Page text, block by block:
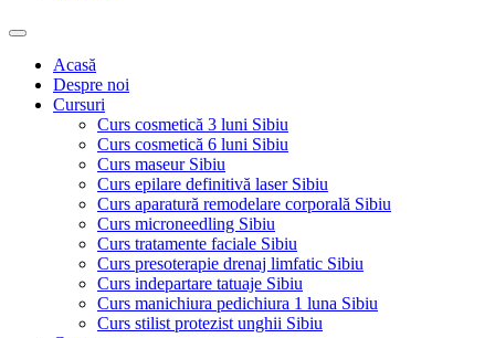
Acasă
Despre noi
Cursuri
Curs cosmetică 3 luni Sibiu
Curs cosmetică 6 luni Sibiu
Curs maseur Sibiu
Curs epilare definitivă laser Sibiu
Curs aparatură remodelare corporală Sibiu
Curs microneedling Sibiu
Curs tratamente faciale Sibiu
Curs presoterapie drenaj limfatic Sibiu
Curs indepartare tatuaje Sibiu
Curs manichiura pedichiura 1 luna Sibiu
Curs stilist protezist unghii Sibiu